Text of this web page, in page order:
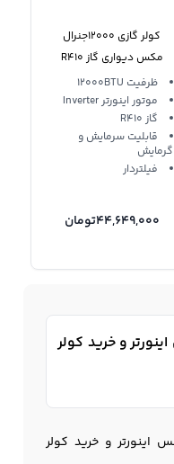
کولر گازی 12000جنرال
مکس دیواری گاز R410
اینورتر GM-S12000 Inverter
General Max
ظرفیت 12000BTU
موتور اینورتر Inverter
گاز R410
قابلیت سرمایش و
گرمایش
فیلتردار
44,649,000تومان
و خرید کولر
اینورترو خرید کولر